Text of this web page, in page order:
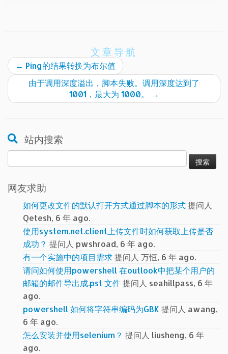
文章导航
← Ping的结果转换为布尔值
由于调用深度溢出，脚本失败。调用深度达到了
1001，最大为 1000。
→
站内搜索
索：
网友求助
如何更改文件的默认打开方式通过脚本的形式提问人
Qetesh, 6 年 ago.
使用system.net.client上传文件时如何获取上传是否
成功？ 提问人 pwshroad, 6 年 ago.
有一个实施中的项目需求提问人 万恒, 6 年 ago.
请问如何使用powershell 在outlook中把某个用户的
邮箱的邮件导出成.pst 文件提问人 seahillpass, 6 年
ago.
powershell 如何将字符串编码为GBK 提问人 awang,
6 年 ago.
怎么安装并使用selenium？ 提问人 liusheng, 6 年
ago.